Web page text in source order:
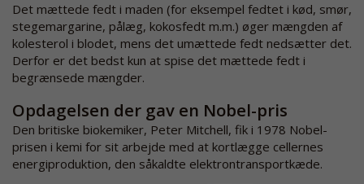
Det mættede fedt i maden (for eksempel fedtet i kød, smør,
stegemargarine, pålæg, kokosfedt m.m.) øger mængden af
kolesterol i blodet, mens det umættede fedt nedsætter det.
Derfor er det bedst kun at spise det mættede fedt i
begrænsede mængder.
Opdagelsen der gav en Nobel-pris
Den britiske biokemiker, Peter Mitchell, fik i 1978 Nobel-
prisen i kemi for sit arbejde med at kortlægge cellernes
energiproduktion, den såkaldte elektrontransportkæde.